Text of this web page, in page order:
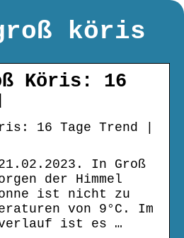
köris
Köris: 16
16 Tage Trend |
In Groß
der Himmel
ist nicht zu
von 9°C. Im
ist es …